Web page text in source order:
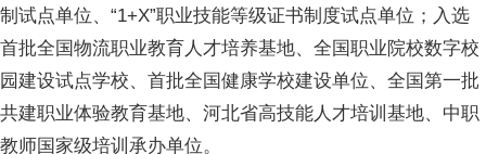
制试点单位、“1+X”职业技能等级证书制度试点单位；入选
首批全国物流职业教育人才培养基地、全国职业院校数字校
园建设试点学校、首批全国健康学校建设单位、全国第一批
共建职业体验教育基地、河北省高技能人才培训基地、中职
教师国家级培训承办单位。